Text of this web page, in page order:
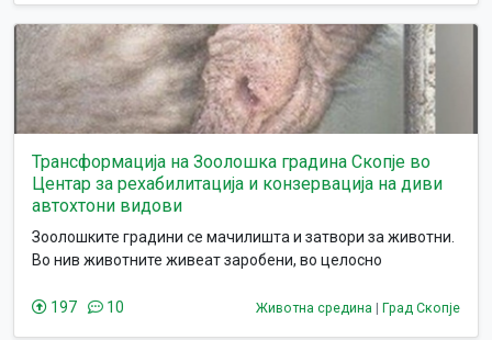
транспорт било каде во земјава. Од една страна
државата и институции промовитаат одговорно
сопствеништво, ненапуштање на миленици (секако само
на постери), од друга страна го скратуваат основното
човеково право на слободно движење, оневозможувајќи
ги луѓето со своите миленици да стигнат дури и до
ветеринар и во најитните ситуации, а камоли да ги
спроведуваат посакуваните семејни активности со нив.
Трансформација на Зоолошка градина Скопје во
Центар за рехабилитација и конзервација на диви
автохтони видови
Зоолошките градини се мачилишта и затвори за животни.
Во нив животните живеат заробени, во целосно
знаци на нарушување на нивното ментално здравје.
197 10 Животна средина | Град Скопје